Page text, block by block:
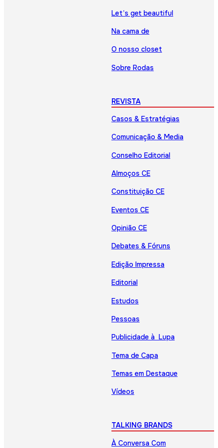
Let’s get beautiful
Na cama de
O nosso closet
Sobre Rodas
REVISTA
Casos & Estratégias
Comunicação & Media
Conselho Editorial
Almoços CE
Constituição CE
Eventos CE
Opinião CE
Debates & Fóruns
Edição Impressa
Editorial
Estudos
Pessoas
Publicidade à Lupa
Tema de Capa
Temas em Destaque
Vídeos
TALKING BRANDS
À Conversa Com